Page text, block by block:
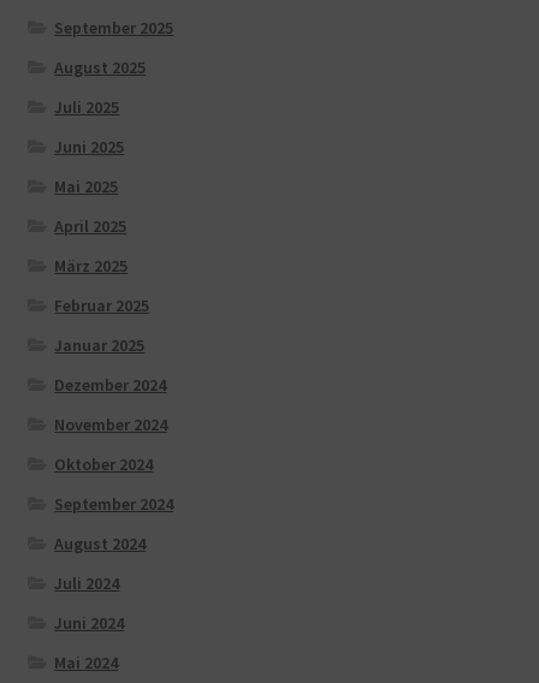
September 2025
August 2025
Juli 2025
Juni 2025
Mai 2025
April 2025
März 2025
Februar 2025
Januar 2025
Dezember 2024
November 2024
Oktober 2024
September 2024
August 2024
Juli 2024
Juni 2024
Mai 2024